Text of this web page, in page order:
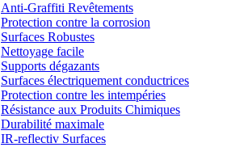
Anti-Graffiti Revêtements
Protection contre la corrosion
Surfaces Robustes
Nettoyage facile
Supports dégazants
Surfaces électriquement conductrices
Protection contre les intempéries
Résistance aux Produits Chimiques
Durabilité maximale
IR-reflectiv Surfaces